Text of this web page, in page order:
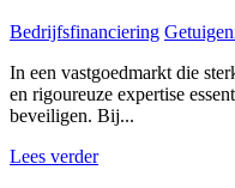
Bedrijfsfinanciering
In een vastgoedmarkt die
en rigoureuze expertise
beveiligen. Bij...
Lees verder